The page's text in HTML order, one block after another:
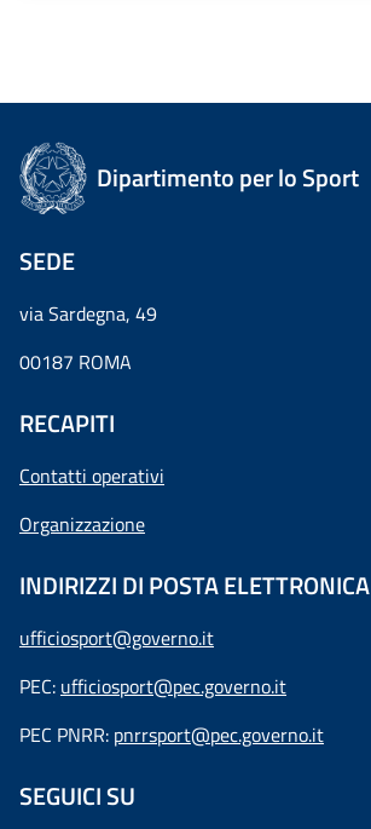
Dipartimento per lo Sport
SEDE
via Sardegna, 49
00187 ROMA
RECAPITI
Contatti operativi
Organizzazione
INDIRIZZI DI POSTA ELETTRONICA
ufficiosport@governo.it
PEC: ufficiosport@pec.governo.it
PEC PNRR: pnrrsport@pec.governo.it
SEGUICI SU